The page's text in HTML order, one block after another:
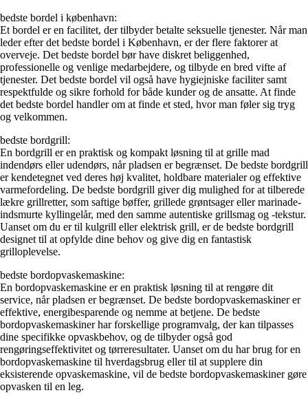
bedste bordel i københavn:
Et bordel er en facilitet, der tilbyder betalte seksuelle tjenester. Når man
leder efter det bedste bordel i København, er der flere faktorer at
overveje. Det bedste bordel bør have diskret beliggenhed,
professionelle og venlige medarbejdere, og tilbyde en bred vifte af
tjenester. Det bedste bordel vil også have hygiejniske faciliter samt
respektfulde og sikre forhold for både kunder og de ansatte. At finde
det bedste bordel handler om at finde et sted, hvor man føler sig tryg
og velkommen.
bedste bordgrill:
En bordgrill er en praktisk og kompakt løsning til at grille mad
indendørs eller udendørs, når pladsen er begrænset. De bedste bordgrill
er kendetegnet ved deres høj kvalitet, holdbare materialer og effektive
varmefordeling. De bedste bordgrill giver dig mulighed for at tilberede
lækre grillretter, som saftige bøffer, grillede grøntsager eller marinade-
indsmurte kyllingelår, med den samme autentiske grillsmag og -tekstur.
Uanset om du er til kulgrill eller elektrisk grill, er de bedste bordgrill
designet til at opfylde dine behov og give dig en fantastisk
grilloplevelse.
bedste bordopvaskemaskine:
En bordopvaskemaskine er en praktisk løsning til at rengøre dit
service, når pladsen er begrænset. De bedste bordopvaskemaskiner er
effektive, energibesparende og nemme at betjene. De bedste
bordopvaskemaskiner har forskellige programvalg, der kan tilpasses
dine specifikke opvaskbehov, og de tilbyder også god
rengøringseffektivitet og tørreresultater. Uanset om du har brug for en
bordopvaskemaskine til hverdagsbrug eller til at supplere din
eksisterende opvaskemaskine, vil de bedste bordopvaskemaskiner gøre
opvasken til en leg.